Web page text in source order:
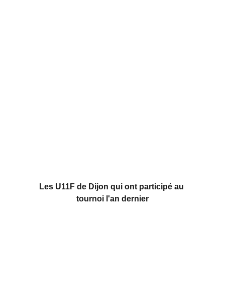
Les U11F de Dijon qui ont participé au
tournoi l'an dernier